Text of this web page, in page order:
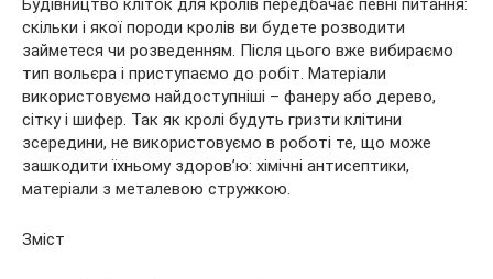
Будівництво кліток для кролів передбачає певні питання:
скільки і якої породи кролів ви будете розводити
займетеся чи розведенням. Після цього вже вибираємо
тип вольєра і приступаємо до робіт. Матеріали
використовуємо найдоступніші – фанеру або дерево,
сітку і шифер. Так як кролі будуть гризти клітини
зсередини, не використовуємо в роботі те, що може
зашкодити їхньому здоров’ю: хімічні антисептики,
матеріали з металевою стружкою.
Зміст